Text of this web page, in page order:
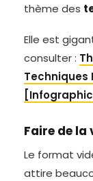
thème des
Elle est
consulter :
Techniques
[Infographic]
Faire de la
Le format
attire